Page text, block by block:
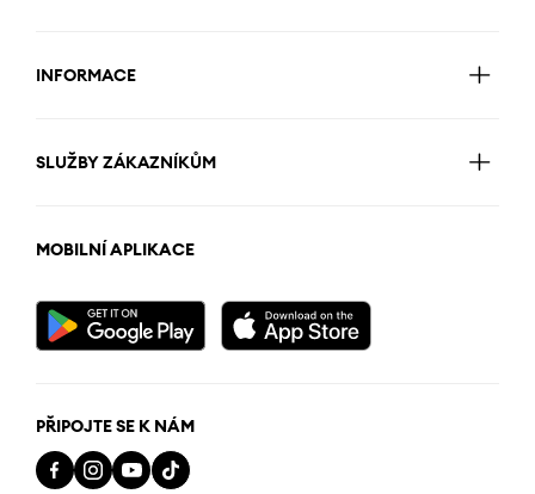
INFORMACE
SLUŽBY ZÁKAZNÍKŮM
MOBILNÍ APLIKACE
PŘIPOJTE SE K NÁM